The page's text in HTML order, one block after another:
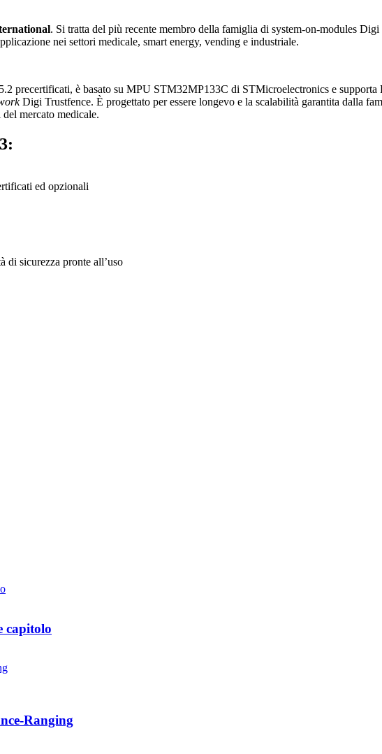
. Si tratta del più recente membro della famiglia di system-on-modules
nei settori medicale, smart energy, vending e industriale.
precertificati, è basato su MPU STM32MP133C di STMicroelectronics e
Digi Trustfence. È progettato per essere longevo e la scalabilità garantita dalla
mercato medicale.
ed opzionali
di sicurezza pronte all’uso
capitolo
Ranging